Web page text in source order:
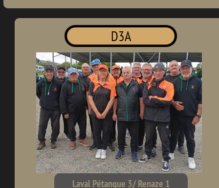
D3A
Laval Pétanque 3/ Renaze 1